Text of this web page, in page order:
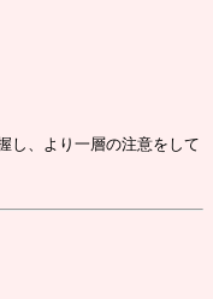
し、より一層の注意をして